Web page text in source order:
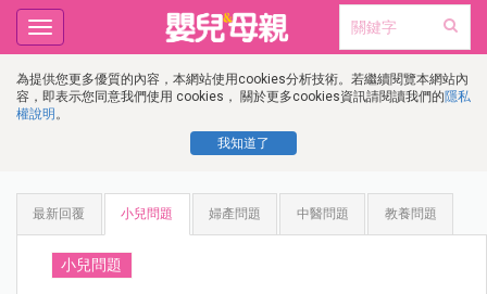
為提供您更多優質的內容，本網站使用cookies分析技術。若繼續閱覽本網站內
容，即表示您同意我們使用 cookies， 關於更多cookies資訊請閱讀我們的隱私
權說明 。
我知道了
Toggle
navigation
最新回覆 小兒問題 婦產問題 中醫問題 教養問題
小兒問題